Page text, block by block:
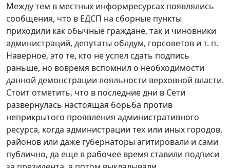
Между тем в местных информресурсах появлялись
сообщения, что в ЕДСП на сборные пункты
приходили как обычные граждане, так и чиновники
администраций, депутаты облдум, горсоветов и т. п.
Наверное, это те, кто не успел сдать подпись
раньше, но вовремя вспомнил о необходимости
данной демонстрации лояльности верховной власти.
Стоит отметить, что в последние дни в Сети
развернулась настоящая борьба против
неприкрытого проявления административного
ресурса, когда администрации тех или иных городов,
районов или даже губернаторы агитировали и сами
публично, да еще в рабочее время ставили подписи